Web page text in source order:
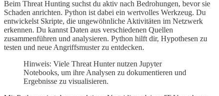
Beim Threat Hunting suchst du aktiv nach Bedrohungen, bevor sie
Schaden anrichten. Python ist dabei ein wertvolles Werkzeug. Du
entwickelst Skripte, die ungewöhnliche Aktivitäten im Netzwerk
erkennen. Du kannst Daten aus verschiedenen Quellen
zusammenführen und analysieren. Python hilft dir, Hypothesen zu
testen und neue Angriffsmuster zu entdecken.
Hinweis: Viele Threat Hunter nutzen Jupyter
Notebooks, um ihre Analysen zu dokumentieren und
Ergebnisse zu visualisieren.